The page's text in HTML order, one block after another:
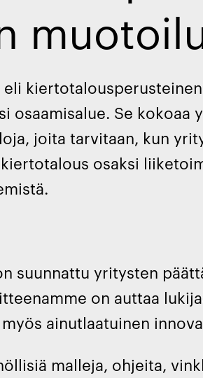
kiertotalousperusteinen
osaamisalue. Se kokoaa
joita tarvitaan, kun
osaksi
suunnattu yritysten
on auttaa
ainutlaatuinen
malleja, ohjeita,